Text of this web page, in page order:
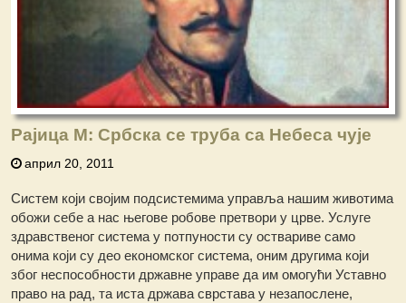
Рајица М: Србска се труба са Небеса чује
април 20, 2011
Систем који својим подсистемима управља нашим животима
обожи себе а нас његове робове претвори у црве. Услуге
здравственог система у потпуности су оствариве само
онима који су део економског система, оним другима који
због неспособности државне управе да им омогући Уставно
право на рад, та иста држава сврстава у незапослене,